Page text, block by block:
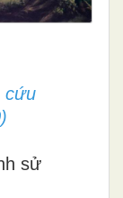
cứu
sử